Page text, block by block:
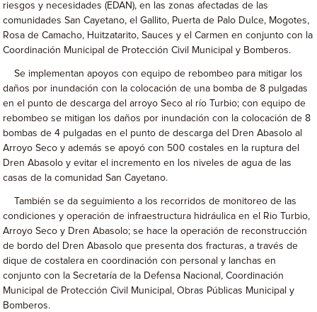
riesgos y necesidades (EDAN), en las zonas afectadas de las
comunidades San Cayetano, el Gallito, Puerta de Palo Dulce, Mogotes,
Rosa de Camacho, Huitzatarito, Sauces y el Carmen en conjunto con la
Coordinación Municipal de Protección Civil Municipal y Bomberos.
Se implementan apoyos con equipo de rebombeo para mitigar los
daños por inundación con la colocación de una bomba de 8 pulgadas
en el punto de descarga del arroyo Seco al río Turbio; con equipo de
rebombeo se mitigan los daños por inundación con la colocación de 8
bombas de 4 pulgadas en el punto de descarga del Dren Abasolo al
Arroyo Seco y además se apoyó con 500 costales en la ruptura del
Dren Abasolo y evitar el incremento en los niveles de agua de las
casas de la comunidad San Cayetano.
También se da seguimiento a los recorridos de monitoreo de las
condiciones y operación de infraestructura hidráulica en el Rio Turbio,
Arroyo Seco y Dren Abasolo; se hace la operación de reconstrucción
de bordo del Dren Abasolo que presenta dos fracturas, a través de
dique de costalera en coordinación con personal y lanchas en
conjunto con la Secretaría de la Defensa Nacional, Coordinación
Municipal de Protección Civil Municipal, Obras Públicas Municipal y
Bomberos.